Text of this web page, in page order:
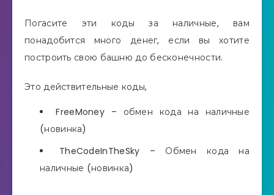
Погасите эти коды за наличные, вам
понадобится много денег, если вы хотите
построить свою башню до бесконечности.
Это действительные коды,
FreeMoney – обмен кода на наличные
(новинка)
TheCodeInTheSky – Обмен кода на
наличные (новинка)